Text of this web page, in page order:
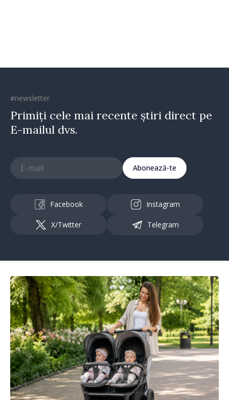
#newsletter
Primiți cele mai recente știri direct pe
E-mailul dvs.
Abonează-te
Facebook Instagram
X/Twitter Telegram